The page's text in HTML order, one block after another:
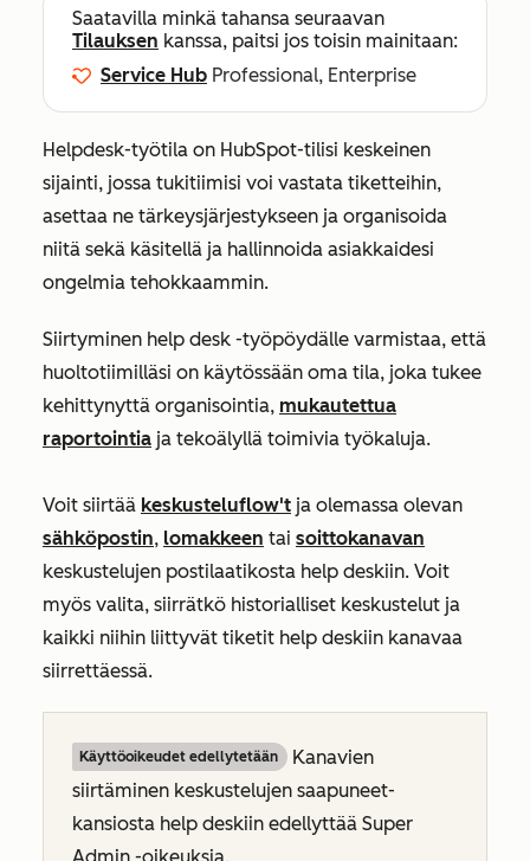
Saatavilla minkä tahansa seuraavan
Tilauksen kanssa, paitsi jos toisin mainitaan:
Service Hub Professional, Enterprise
Helpdesk-työtila on HubSpot-tilisi keskeinen
sijainti, jossa tukitiimisi voi vastata tiketteihin,
asettaa ne tärkeysjärjestykseen ja organisoida
niitä sekä käsitellä ja hallinnoida asiakkaidesi
ongelmia tehokkaammin.
Siirtyminen help desk -työpöydälle varmistaa, että
huoltotiimilläsi on käytössään oma tila, joka tukee
kehittynyttä organisointia, mukautettua
raportointia ja tekoälyllä toimivia työkaluja.
Voit siirtää keskusteluflow't ja olemassa olevan
sähköpostin, lomakkeen tai soittokanavan
keskustelujen postilaatikosta help deskiin. Voit
myös valita, siirrätkö historialliset keskustelut ja
kaikki niihin liittyvät tiketit help deskiin kanavaa
siirrettäessä.
Käyttöoikeudet edellytetään
Kanavien
siirtäminen keskustelujen saapuneet-
kansiosta help deskiin edellyttää Super